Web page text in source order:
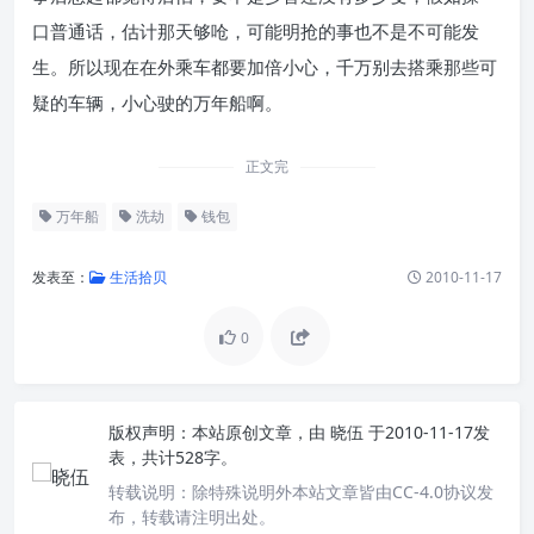
口普通话，估计那天够呛，可能明抢的事也不是不可能发
生。所以现在在外乘车都要加倍小心，千万别去搭乘那些可
疑的车辆，小心驶的万年船啊。
正文完
万年船 洗劫 钱包
发表至： 生活拾贝 2010-11-17
0
版权声明： 本站原创文章，由 晓伍 于2010-11-17发
表，共计528字。
转载说明： 除特殊说明外本站文章皆由CC-4.0协议发
布，转载请注明出处。